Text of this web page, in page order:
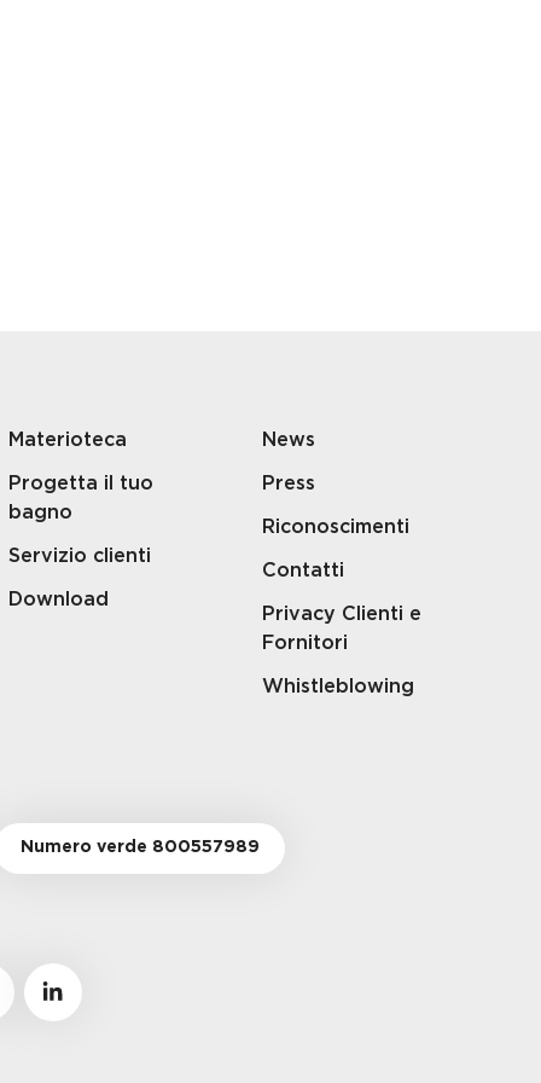
Materioteca
Progetta il tuo
bagno
Servizio clienti
Download
News
Press
Riconoscimenti
Contatti
Privacy Clienti e
Fornitori
Whistleblowing
Numero verde 800557989